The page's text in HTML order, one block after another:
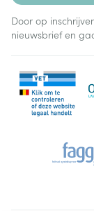
Door op
nieuwsbrief en